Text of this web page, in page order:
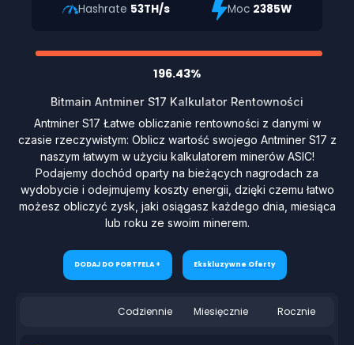
Hashrate 53TH/s Moc 2385W
196.43%
Bitmain Antminer S17 Kalkulator Rentowności
Antminer S17 Łatwe obliczanie rentowności z danymi w
czasie rzeczywistym: Oblicz wartość swojego Antminer S17 z
naszym łatwym w użyciu kalkulatorem minerów ASIC!
Podajemy dochód oparty na bieżących nagrodach za
wydobycie i odejmujemy koszty energii, dzięki czemu łatwo
możesz obliczyć zysk, jaki osiągasz każdego dnia, miesiąca
lub roku ze swoim minerem.
DODAJ DO PORTFELA + Ekskluzywne Oferty
Codziennie Miesięcznie Rocznie